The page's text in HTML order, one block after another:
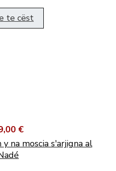
te cëst
€
na moscia s'arjigna al